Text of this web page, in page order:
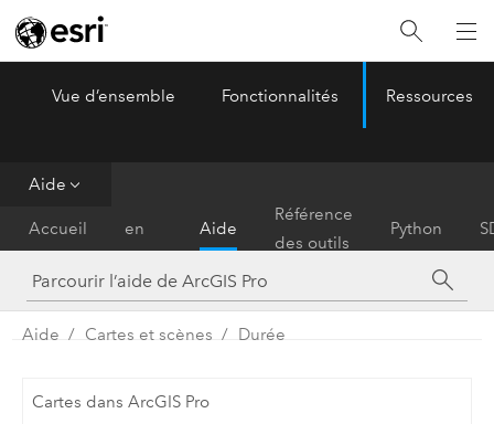
ArcGIS Pro
Vue d’ensemble Fonctionnalités Ressources
Aide
Accueil
en
main
Aide
Référence
des outils
Python
Aide Cartes et scènes Durée
Cartes dans ArcGIS Pro